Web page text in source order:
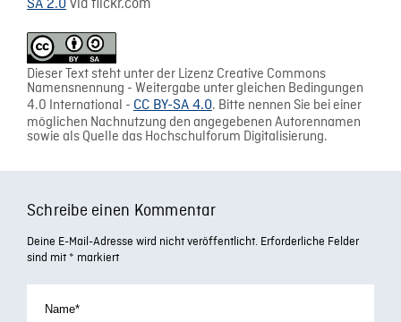
SA 2.0 via flickr.com
Dieser Text steht unter der Lizenz Creative Commons
Namensnennung - Weitergabe unter gleichen Bedingungen
4.0 International - CC BY-SA 4.0. Bitte nennen Sie bei einer
möglichen Nachnutzung den angegebenen Autorennamen
sowie als Quelle das Hochschulforum Digitalisierung.
Schreibe einen Kommentar
Deine E-Mail-Adresse wird nicht veröffentlicht. Erforderliche Felder
sind mit * markiert